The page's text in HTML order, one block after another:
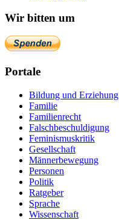
Wir bitten um
Portale
Bildung und Erziehung
Familie
Familienrecht
Falschbeschuldigung
Feminismuskritik
Gesellschaft
Männerbewegung
Personen
Politik
Ratgeber
Sprache
Wissenschaft